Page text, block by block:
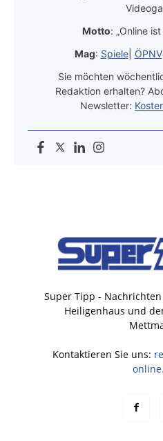
Motto: „Online
Mag: Spiele| ÖPNV
Sie möchten
Redaktion erhalten?
Newsletter:
Super Tipp -
Heiligenhaus und
Kontaktieren Sie uns: